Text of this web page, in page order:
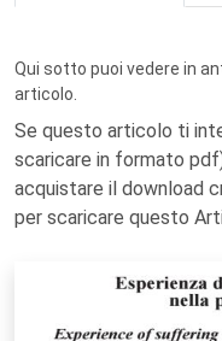
Qui sotto puoi vedere in
articolo.
Se questo articolo ti
scaricare in formato
acquistare il download
per scaricare questo